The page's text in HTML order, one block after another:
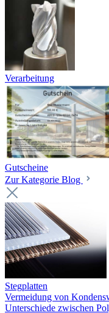
Verarbeitung
Gutscheine
Zur Kategorie Blog
Stegplatten
Vermeidung von
Unterschiede zwischen